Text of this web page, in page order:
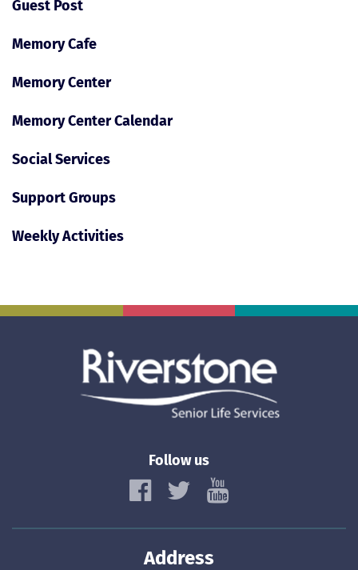
Guest Post
Memory Cafe
Memory Center
Memory Center Calendar
Social Services
Support Groups
Weekly Activities
Follow us
Address